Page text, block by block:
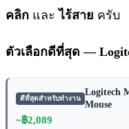
คลิก และ ไร้สาย ครับ
ตัวเลือกดีที่สุด —
ดีที่สุดสำหรับทำงาน
Logitech
Mouse
~฿2,089